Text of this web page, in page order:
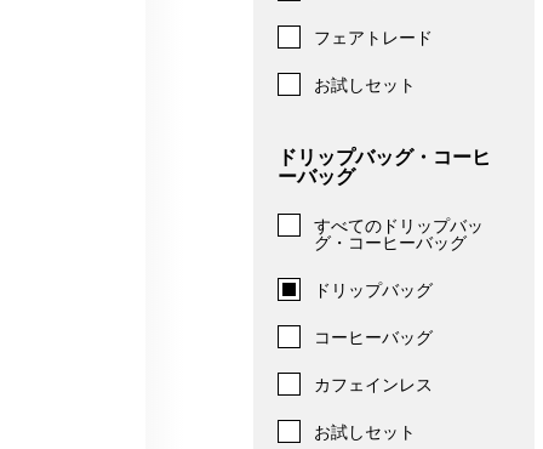
フェアトレード
お試しセット
ドリップバッグ・コーヒ
ーバッグ
すべてのドリップバッ
グ・コーヒーバッグ
ドリップバッグ
コーヒーバッグ
カフェインレス
お試しセット